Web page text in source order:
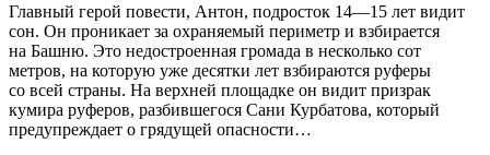
Главный герой повести, Антон, подросток 14—15 лет видит
сон. Он проникает за охраняемый периметр и взбирается
на Башню. Это недостроенная громада в несколько сот
метров, на которую уже десятки лет взбираются руферы
со всей страны. На верхней площадке он видит призрак
кумира руферов, разбившегося Сани Курбатова, который
предупреждает о грядущей опасности…